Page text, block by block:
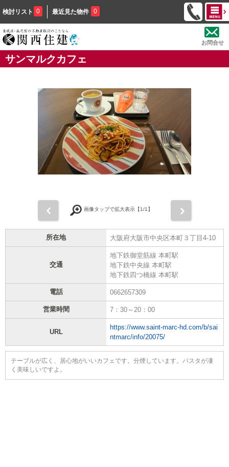
検討リスト 0 最近見た物件 0
お問合せ
サンマルクカフェ
画像タップで拡大表示【1/1】
所在地 大阪府大阪市中央区本町３丁目4-10
交通
地下鉄御堂筋線 本町駅
地下鉄中央線 本町駅
地下鉄四つ橋線 本町駅
電話 0662657309
営業時間 7：30～20：00
URL
https://www.saint-marc-hd.com/b/sai
ntmarc/info/20075/
テーブルが広く、居心地がいいカフェです。分煙しています。パスタが凄
く美味しいですよ。